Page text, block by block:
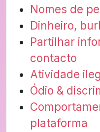
Nomes de
Dinheiro,
Partilhar
contacto
Atividade
Ódio &
plataforma